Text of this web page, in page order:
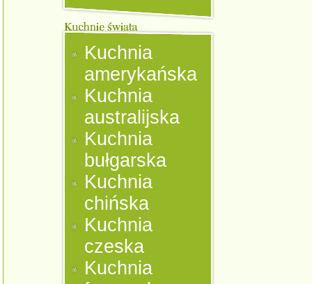
Kuchnia
amerykańska
Kuchnia
australijska
Kuchnia
bułgarska
Kuchnia
chińska
Kuchnia
czeska
Kuchnia